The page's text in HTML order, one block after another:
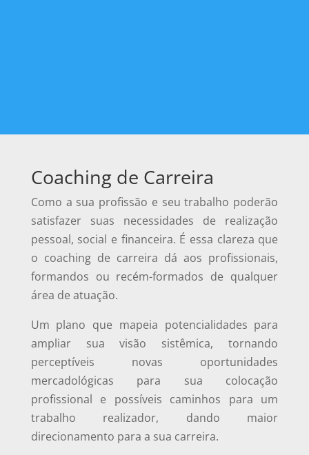
Coaching de Carreira
Como a sua profissão e seu trabalho poderão
satisfazer suas necessidades de realização
pessoal, social e financeira. É essa clareza que
o coaching de carreira dá aos profissionais,
formandos ou recém-formados de qualquer
área de atuação.
Um plano que mapeia potencialidades para
ampliar sua visão sistêmica, tornando
perceptíveis novas oportunidades
mercadológicas para sua colocação
profissional e possíveis caminhos para um
trabalho realizador, dando maior
direcionamento para a sua carreira.